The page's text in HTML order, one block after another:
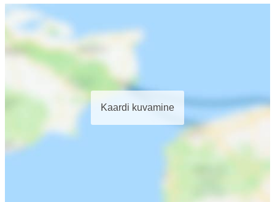
Kaardi kuvamine